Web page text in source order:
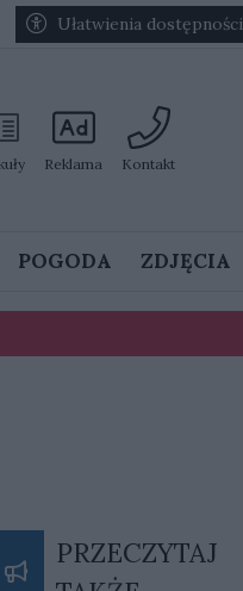
Ułatwienia dostępności
Reklama Kontakt
POGODA ZDJĘCIA
PRZECZYTAJ